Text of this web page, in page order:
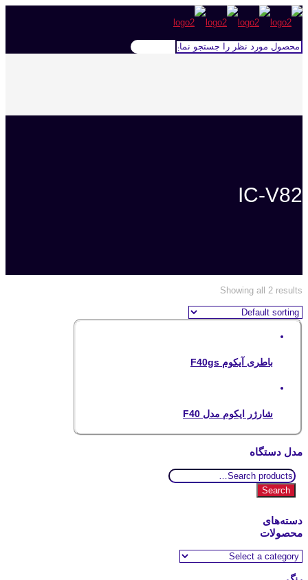
IC-V82
Showing all 2 results
باطری آیکوم F40gs
شارژر ایکوم مدل F40
مدل دستگاه
Search
for:
Search
دسته‌های
محصولات